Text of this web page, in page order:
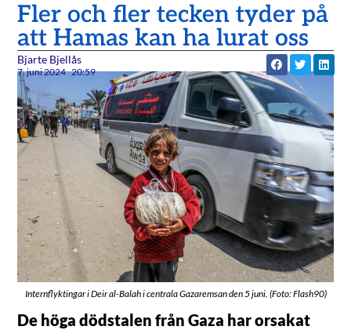
Fler och fler tecken tyder på
att Hamas kan ha lurat oss
Bjarte Bjellås
7. juni 2024 20:59
Internflyktingar i Deir al-Balah i centrala Gazaremsan den 5 juni. (Foto: Flash90)
De höga dödstalen från Gaza har orsakat